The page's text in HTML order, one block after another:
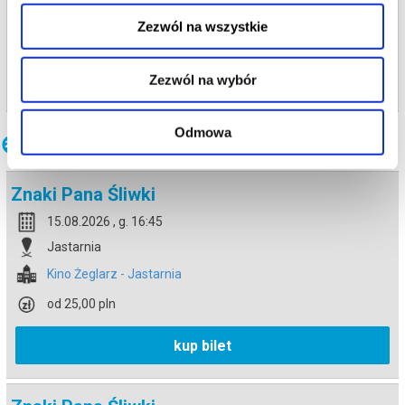
Zezwól na wszystkie
Zezwól na wybór
Odmowa
Jastarnia
Kino Żeglarz - Jastarnia
info
Znaki Pana Śliwki
15.08.2026 , g. 16:45
Jastarnia
Kino Żeglarz - Jastarnia
od 25,00 pln
kup bilet